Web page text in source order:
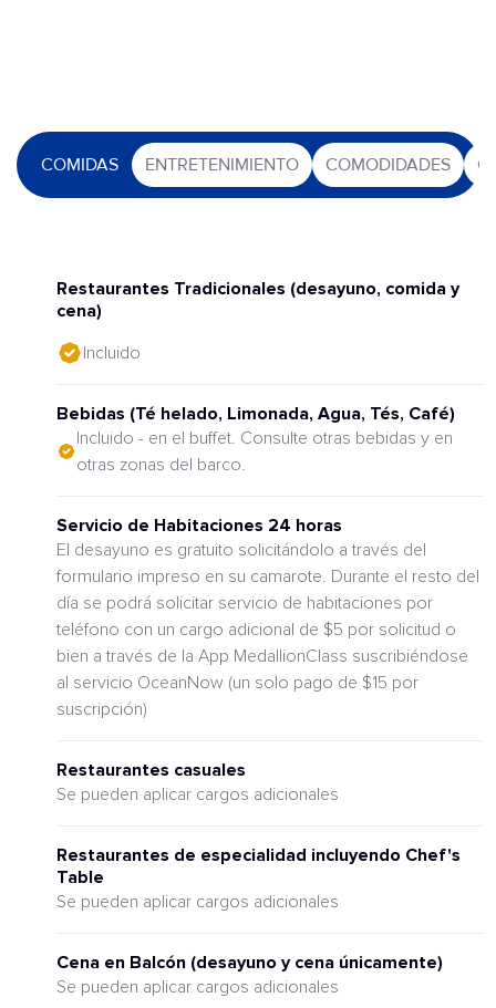
COMIDAS ENTRETENIMIENTO COMODIDADES
Restaurantes Tradicionales (desayuno, comida y
cena)
Incluido
Bebidas (Té helado, Limonada, Agua, Tés, Café)
Incluido - en el buffet. Consulte otras bebidas y en
otras zonas del barco.
Servicio de Habitaciones 24 horas
El desayuno es gratuito solicitándolo a través del
formulario impreso en su camarote. Durante el resto del
día se podrá solicitar servicio de habitaciones por
teléfono con un cargo adicional de $5 por solicitud o
bien a través de la App MedallionClass suscribiéndose
al servicio OceanNow (un solo pago de $15 por
suscripción)
Restaurantes casuales
Se pueden aplicar cargos adicionales
Restaurantes de especialidad incluyendo Chef's
Table
Se pueden aplicar cargos adicionales
Cena en Balcón (desayuno y cena únicamente)
Se pueden aplicar cargos adicionales